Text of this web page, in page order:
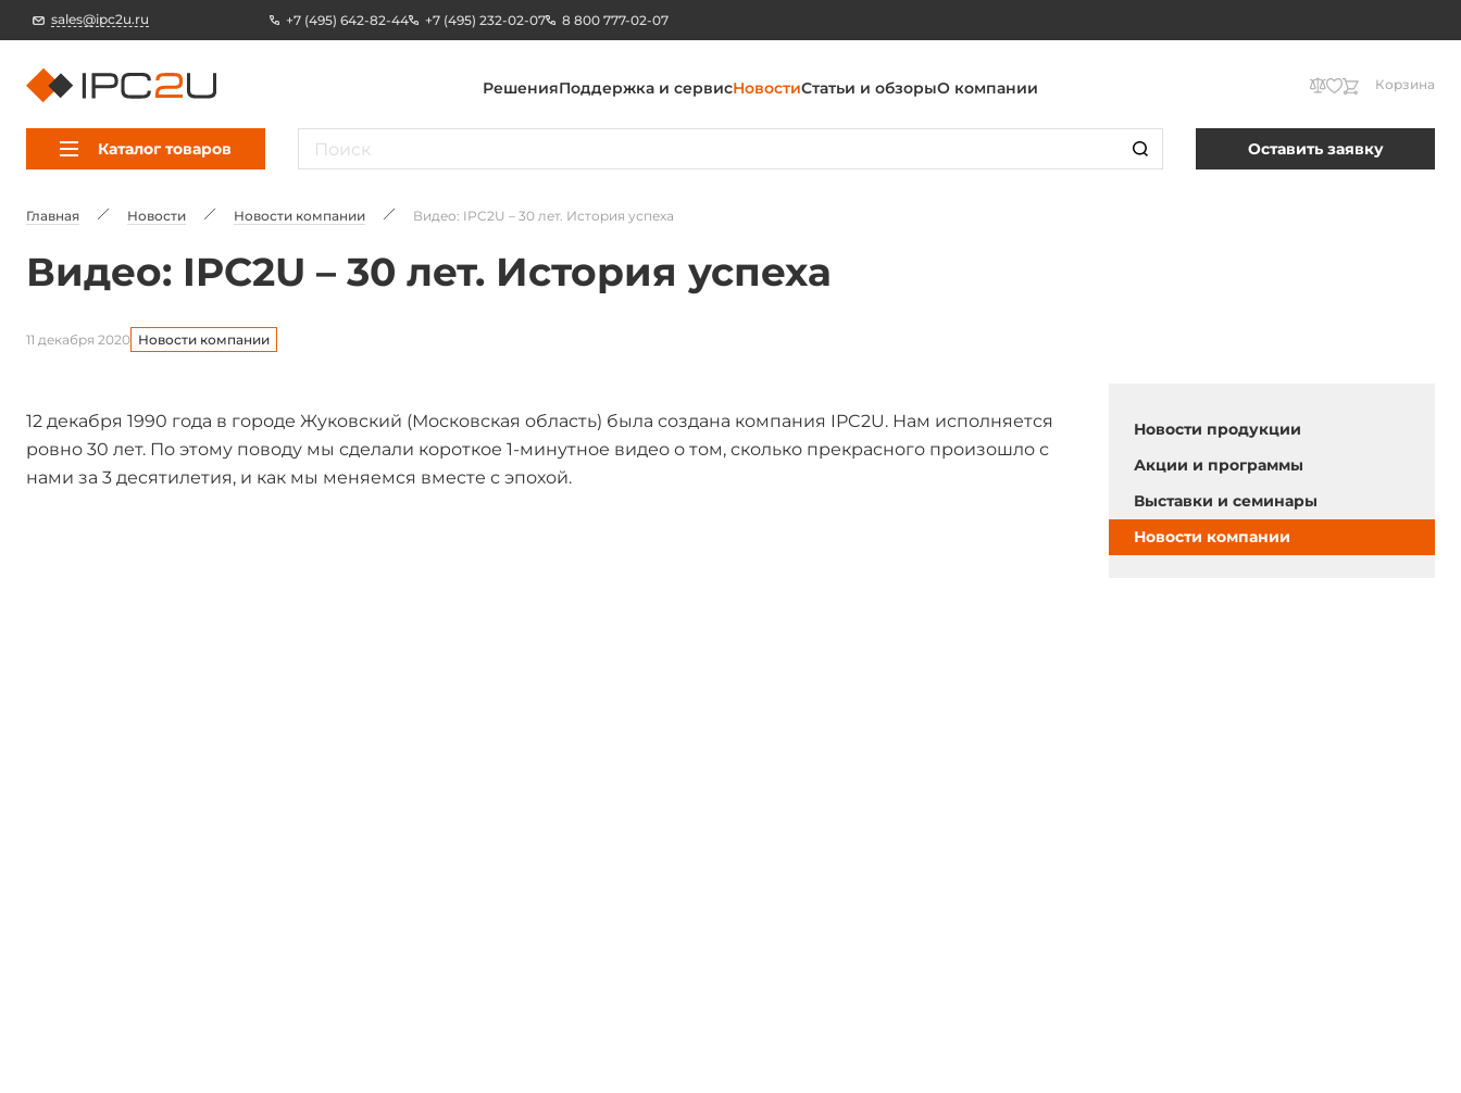
sales@ipc2u.ru +7 (495) 642-82-44 +7 (495) 232-02-07 8 800 777-02-07
РешенияПоддержка и сервисНовостиСтатьи и обзорыО компании Корзина
Каталог товаров Оставить заявку
Главная Новости Новости компании Видео: IPC2U – 30 лет. История успеха
Видео: IPC2U – 30 лет. История успеха
11 декабря 2020 Новости компании
12 декабря 1990 года в городе Жуковский (Московская область) была создана компания IPC2U. Нам исполняется
ровно 30 лет. По этому поводу мы сделали короткое 1-минутное видео о том, сколько прекрасного произошло с
нами за 3 десятилетия, и как мы меняемся вместе с эпохой.
Новости продукции
Акции и программы
Выставки и семинары
Новости компании